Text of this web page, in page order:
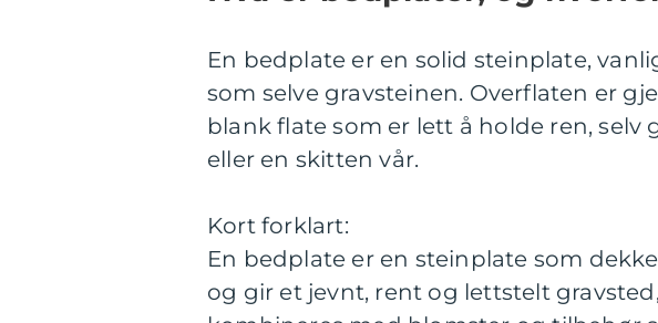
En bedplate er en solid steinplate,
som selve gravsteinen. Overflaten er
blank flate som er lett å holde ren,
eller en skitten vår.
Kort forklart:
En bedplate er en steinplate som
og gir et jevnt, rent og lettstelt